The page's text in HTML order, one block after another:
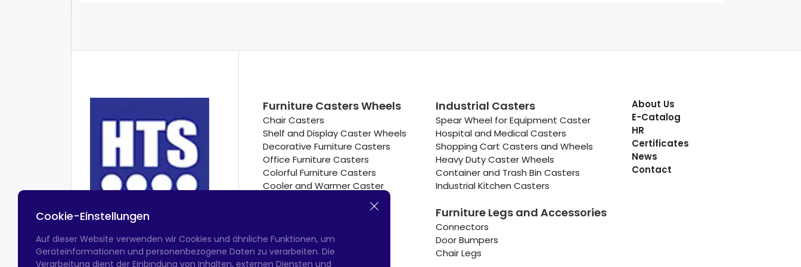
Furniture Casters Wheels
Chair Casters
Shelf and Display Caster Wheels
Decorative Furniture Casters
Office Furniture Casters
Colorful Furniture Casters
Cooler and Warmer Caster
Hotel Equipment Casters
Industrial Casters
Spear Wheel for Equipment Caster
Hospital and Medical Casters
Shopping Cart Casters and Wheels
Heavy Duty Caster Wheels
Container and Trash Bin Casters
Industrial Kitchen Casters
Furniture Legs and Accessories
Connectors
Door Bumpers
Chair Legs
About Us
E-Catalog
HR
Certificates
News
Contact
Cookie-Einstellungen
Auf dieser Website verwenden wir Cookies und ähnliche Funktionen, um
Geräteinformationen und personenbezogene Daten zu verarbeiten. Die
Verarbeitung dient der Einbindung von Inhalten, externen Diensten und